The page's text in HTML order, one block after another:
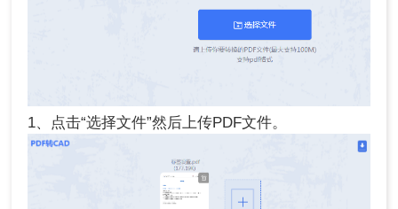
1、点击“选择文件”然后上传PDF文件。